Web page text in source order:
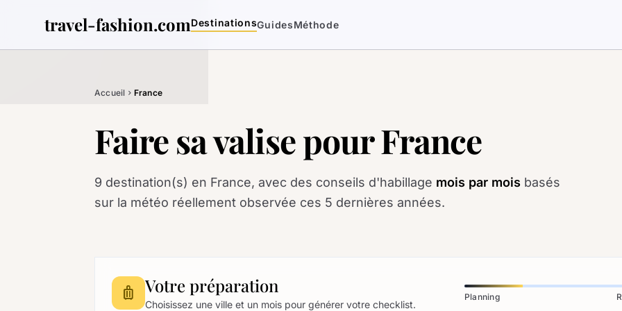
travel-fashion.comDestinationsGuidesMéthode
Accueil chevron_right France
Faire sa valise pour France
9 destination(s) en France, avec des conseils d'habillage mois par mois basés
sur la météo réellement observée ces 5 dernières années.
luggage Votre préparation
Choisissez une ville et un mois pour générer votre checklist.
Planning